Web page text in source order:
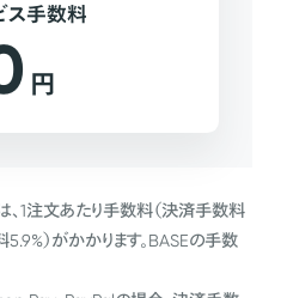
ス手数料
円
、1注文あたり手数料（決済手数料
）がかかります。BASEの手数